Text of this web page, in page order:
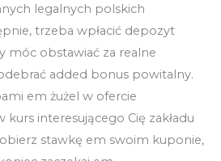
legalnych polskich
trzeba wpłacić depozyt
móc obstawiać za realne
added bonus powitalny.
em żużel w ofercie
kurs interesującego Cię zakładu
stawkę em swoim kuponie,